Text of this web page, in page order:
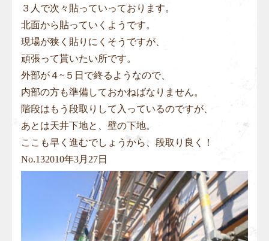
３人で次々貼っていっております。
北面から貼っていくようです。
現場が狭く貼りにくそうですが、
頑張って貰いたい所です。
外部が４~５日で終るようなので、
内部の方も準備しておかねばなりません。
階段はもう段取りして入っているのですが、
あとは天井下地と、壁の下地。
ここも早く進むでしょうから、段取り良く！
No.132010年3月27日